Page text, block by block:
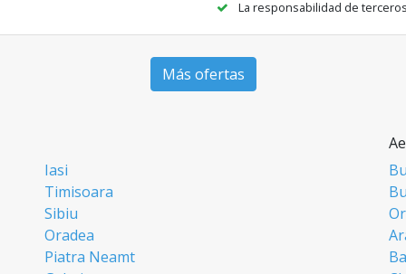
La responsabilidad de
Más ofertas
Iasi
Timisoara
Sibiu
Oradea
Piatra Neamt